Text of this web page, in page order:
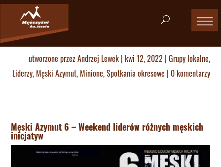
utworzone przezAndrzej Lewek| kwi 12, 2022 | Grupy lokalne,
Liderzy, Męski Azymut, Minione,Spotkania okresowe | 0 komentarzy
Męski Azymut 6 – Weekend liderów różnych męskich
inicjatyw